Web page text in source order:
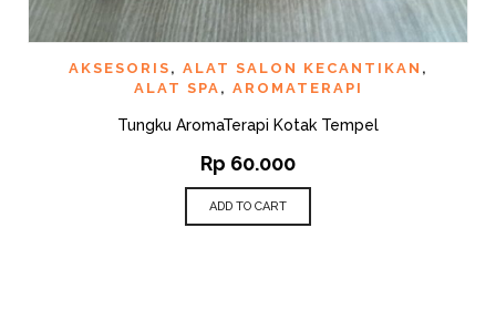
AKSESORIS , ALAT SALON KECANTIKAN ,
ALAT SPA , AROMATERAPI
Tungku AromaTerapi Kotak Tempel
Rp 60.000
ADD TO CART